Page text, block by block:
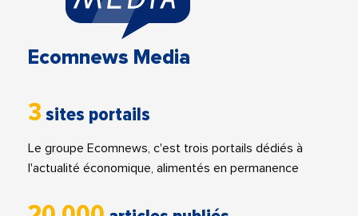
Ecomnews Media
3 sites portails
Le groupe Ecomnews, c'est trois portails dédiés à
l'actualité économique, alimentés en permanence